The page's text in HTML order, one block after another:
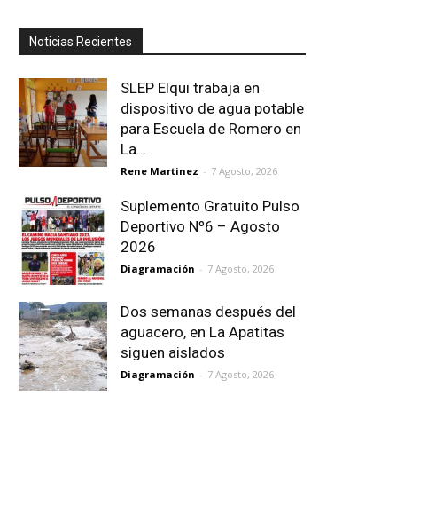
Noticias Recientes
SLEP Elqui trabaja en
dispositivo de agua potable
para Escuela de Romero en
La...
Rene Martinez - 7 Agosto, 2026
Suplemento Gratuito Pulso
Deportivo Nº6 – Agosto
2026
Diagramación - 7 Agosto, 2026
Dos semanas después del
aguacero, en La Apatitas
siguen aislados
Diagramación - 7 Agosto, 2026